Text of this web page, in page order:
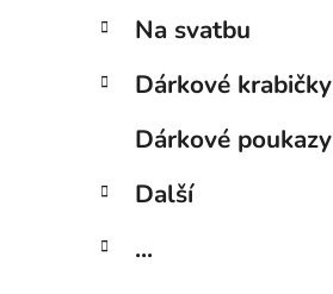
Na svatbu
Dárkové krabičky
Dárkové poukazy
Další
...